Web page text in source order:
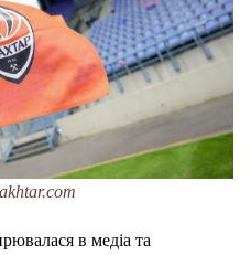
в медіа та